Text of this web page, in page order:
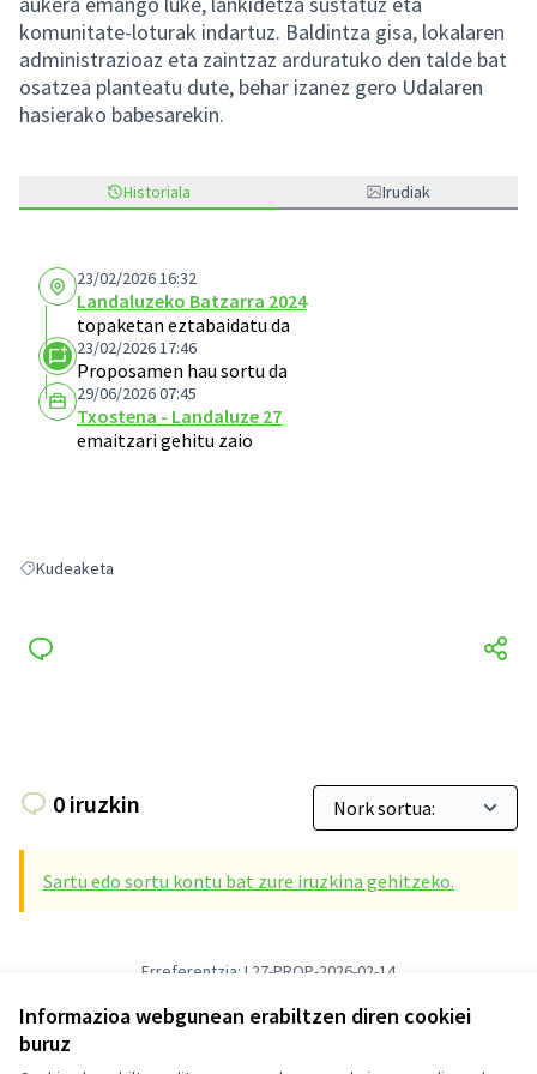
Informazioa webgunean erabiltzen diren cookiei
buruz
komunitate-loturak indartuz. Baldintza gisa, lokalaren
administrazioaz eta zaintzaz arduratuko den talde bat
osatzea planteatu dute, behar izanez gero Udalaren
hasierako babesarekin.
Historiala Irudiak
23/02/2026 16:32
Landaluzeko Batzarra 2024
topaketan eztabaidatu da
23/02/2026 17:46
Proposamen hau sortu da
29/06/2026 07:45
Txostena - Landaluze 27
emaitzari gehitu zaio
Kudeaketa hautaketaren emaitzak
Kudeaketa
0 iruzkin
Sartu edo sortu kontu bat zure iruzkina gehitzeko.
Erreferentzia: L27-PROP-2026-02-14
Egiaztatu hatz-marka